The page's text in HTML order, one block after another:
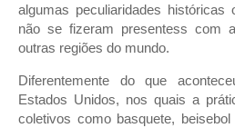
algumas peculiaridades
não se fizeram presentess com
outras regiões do mundo.
Diferentemente do que
Estados Unidos, nos quais a
coletivos como basquete,